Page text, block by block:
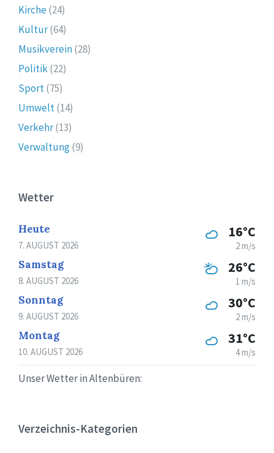
Kirche(24)
Kultur(64)
Musikverein(28)
Politik(22)
Sport(75)
Umwelt(14)
Verkehr(13)
Verwaltung(9)
Wetter
Heute
7. AUGUST 2026
16°C
2 m/s
Samstag
8. AUGUST 2026
26°C
1 m/s
Sonntag
9. AUGUST 2026
30°C
2 m/s
Montag
10. AUGUST 2026
31°C
4 m/s
Unser Wetter in Altenbüren:
Verzeichnis-Kategorien